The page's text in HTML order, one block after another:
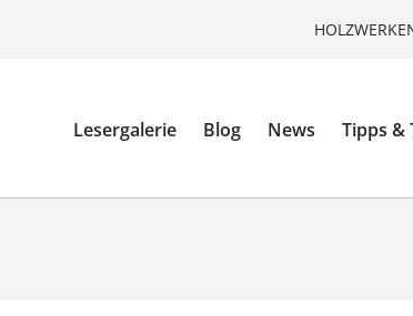
Lesergalerie Blog News Tipps &